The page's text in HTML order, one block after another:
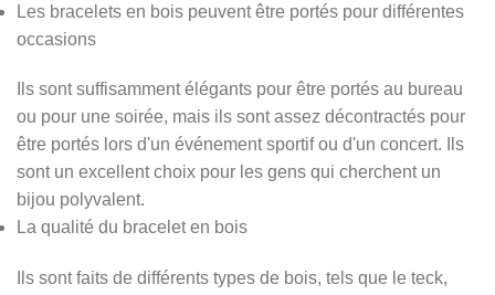
Les bracelets en bois peuvent être portés pour différentes
occasions
Ils sont suffisamment élégants pour être portés au bureau
ou pour une soirée, mais ils sont assez décontractés pour
être portés lors d'un événement sportif ou d'un concert. Ils
sont un excellent choix pour les gens qui cherchent un
bijou polyvalent.
La qualité du bracelet en bois
Ils sont faits de différents types de bois, tels que le teck,